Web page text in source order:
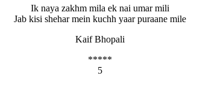
Ik naya zakhm mila ek nai umar mili
Jab kisi shehar mein kuchh yaar puraane mile
Kaif Bhopali
*****
5